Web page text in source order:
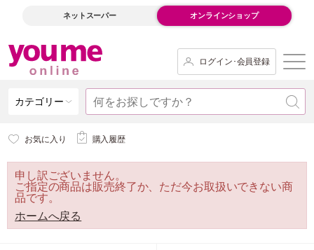
ネットスーパー オンラインショップ
ログイン･会員登録
カテゴリー
お気に入り 購入履歴
申し訳ございません。
ご指定の商品は販売終了か、ただ今お取扱いできない商
品です。
ホームへ戻る